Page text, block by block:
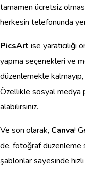
tamamen ücretsiz
herkesin telefonunda
PicsArt ise
yapma seçenekleri ve
düzenlemekle
Özellikle sosyal medya
alabilirsiniz.
Ve son olarak, Canva!
de, fotoğraf düzenleme
şablonlar sayesinde